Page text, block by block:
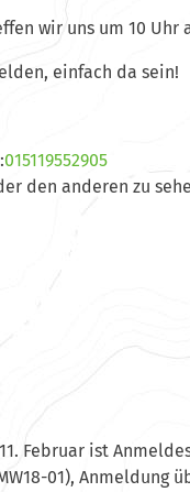
wir uns um 10 Uhr
einfach da sein!
015119552905
den anderen zu
Februar ist
01), Anmeldung